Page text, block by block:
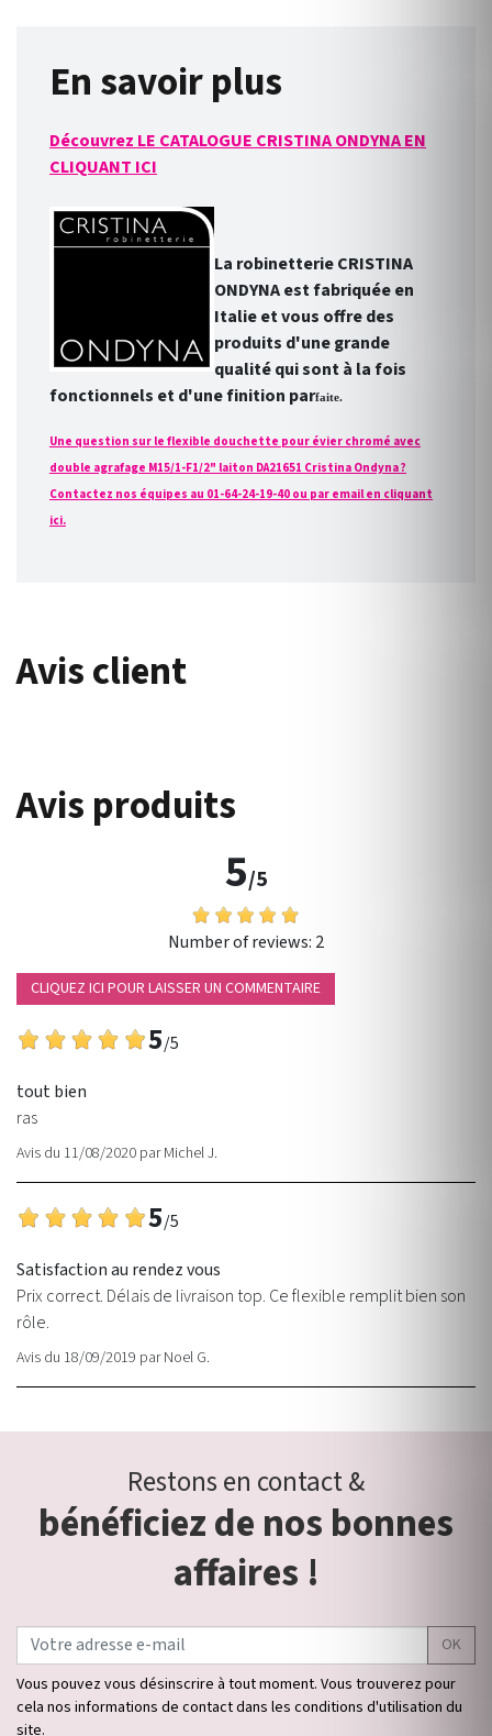
En savoir plus
Découvrez LE CATALOGUE CRISTINA ONDYNA EN
CLIQUANT ICI
La robinetterie CRISTINA
ONDYNA est fabriquée en
Italie et vous offre des
produits d'une grande
qualité qui sont à la fois
fonctionnels et d'une finition parfaite.
Une question sur le flexible douchette pour évier chromé avec
double agrafage M15/1-F1/2" laiton DA21651 Cristina Ondyna ?
Contactez nos équipes au 01-64-24-19-40 ou par email en cliquant
ici.
Avis client
Avis produits
5/5
Number of reviews: 2
CLIQUEZ ICI POUR LAISSER UN COMMENTAIRE
5/5
tout bien
ras
Avis du 11/08/2020 parMichel J.
5/5
Satisfaction au rendez vous
Prix correct. Délais de livraison top. Ce flexible remplit bien son
rôle.
Avis du 18/09/2019 parNoel G.
Restons en contact &
bénéficiez de nos bonnes
affaires !
OK
Vous pouvez vous désinscrire à tout moment. Vous trouverez pour
cela nos informations de contact dans les conditions d'utilisation du
site.